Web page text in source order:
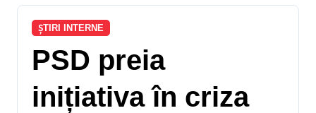
ȘTIRI INTERNE
PSD preia
inițiativa în criza